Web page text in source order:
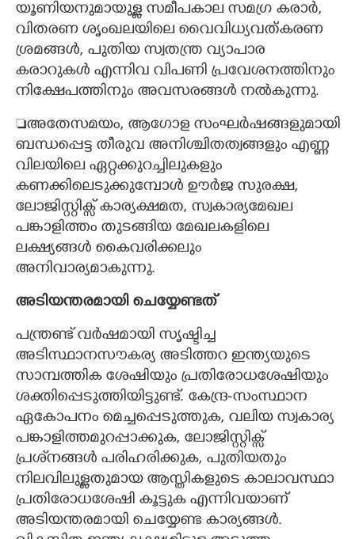
യൂണിയനുമായുള്ള സമീപകാല സമഗ്ര കരാർ,
വിതരണ ശൃംഖലയിലെ വൈവിധ്യവത്കരണ
ശ്രമങ്ങൾ, പുതിയ സ്വതന്ത്ര വ്യാപാര
കരാറുകൾ എന്നിവ വിപണി പ്രവേശനത്തിനും
നിക്ഷേപത്തിനും അവസരങ്ങൾ നൽകുന്നു.
അതേസമയം, ആഗോള സംഘർഷങ്ങളുമായി
ബന്ധപ്പെട്ട തീരുവ അനിശ്ചിതത്വങ്ങളും എണ്ണ
വിലയിലെ ഏറ്റക്കുറച്ചിലുകളും
കണക്കിലെടുക്കുമ്പോൾ ഊർജ സുരക്ഷ,
ലോജിസ്റ്റിക്സ് കാര്യക്ഷമത, സ്വകാര്യമേഖല
പങ്കാളിത്തം തുടങ്ങിയ മേഖലകളിലെ
ലക്ഷ്യങ്ങൾ കൈവരിക്കലും
അനിവാര്യമാകുന്നു.
അടിയന്തരമായി ചെയ്യേണ്ടത്
പന്ത്രണ്ട് വർഷമായി സൃഷ്ടിച്ച
അടിസ്ഥാനസൗകര്യ അടിത്തറ ഇന്ത്യയുടെ
സാമ്പത്തിക ശേഷിയും പ്രതിരോധശേഷിയും
ശക്തിപ്പെടുത്തിയിട്ടുണ്ട്. കേന്ദ്ര-സംസ്ഥാന
ഏകോപനം മെച്ചപ്പെടുത്തുക, വലിയ സ്വകാര്യ
പങ്കാളിത്തമുറപ്പാക്കുക, ലോജിസ്റ്റിക്സ്
പ്രശ്‌നങ്ങൾ പരിഹരിക്കുക, പുതിയതും
നിലവിലുള്ളതുമായ ആസ്തികളുടെ കാലാവസ്ഥാ
പ്രതിരോധശേഷി കൂട്ടുക എന്നിവയാണ്
അടിയന്തരമായി ചെയ്യേണ്ട കാര്യങ്ങൾ.